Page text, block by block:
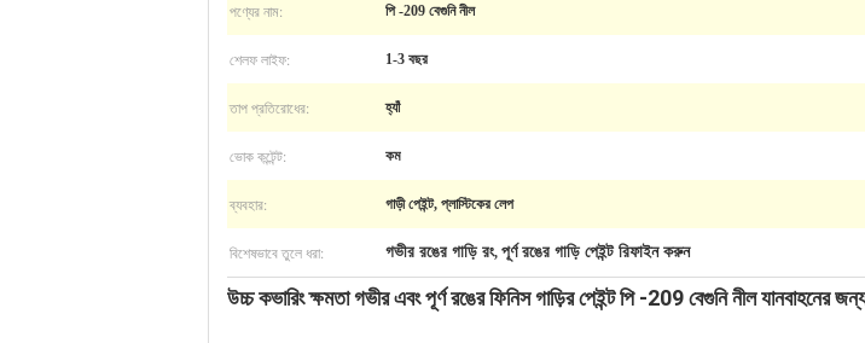
পণ্যের নাম: পি -209 বেগুনি নীল
শেলফ লাইফ: 1-3 বছর
তাপ প্রতিরোধের: হ্যাঁ
ভোক কন্টেন্ট: কম
ব্যবহার: গাড়ী পেইন্ট, প্লাস্টিকের লেপ
বিশেষভাবে তুলে ধরা: গভীর রঙের গাড়ি রং, পূর্ণ রঙের গাড়ি পেইন্ট রিফাইন করুন
উচ্চ কভারিং ক্ষমতা গভীর এবং পূর্ণ রঙের ফিনিস গাড়ির পেইন্ট পি -209 বেগুনি নীল যানবাহনের